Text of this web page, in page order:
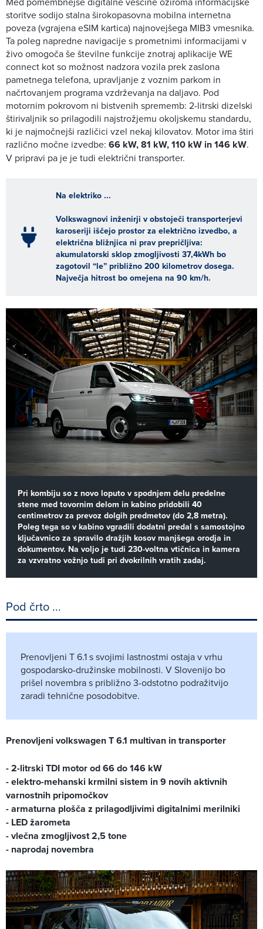
storitve sodijo stalna širokopasovna mobilna internetna
poveza (vgrajena eSIM kartica) najnovejšega MIB3 vmesnika.
Ta poleg napredne navigacije s prometnimi informacijami v
živo omogoča še številne funkcije znotraj aplikacije WE
connect kot so možnost nadzora vozila prek zaslona
pametnega telefona, upravljanje z voznim parkom in
načrtovanjem programa vzdrževanja na daljavo. Pod
motornim pokrovom ni bistvenih sprememb: 2-litrski dizelski
štirivaljnik so prilagodili najstrožjemu okoljskemu standardu,
ki je najmočnejši različici vzel nekaj kilovatov. Motor ima štiri
različno močne izvedbe: 66 kW, 81 kW, 110 kW in 146 kW.
V pripravi pa je je tudi električni transporter.
Na elektriko ...
Volkswagnovi inženirji v obstoječi transporterjevi
karoseriji iščejo prostor za električno izvedbo, a
električna bližnjica ni prav prepričljiva:
akumulatorski sklop zmogljivosti 37,4kWh bo
zagotovil “le” približno 200 kilometrov dosega.
Največja hitrost bo omejena na 90 km/h.
Pri kombiju so z novo loputo v spodnjem delu predelne
stene med tovornim delom in kabino pridobili 40
centimetrov za prevoz dolgih predmetov (do 2,8 metra).
Poleg tega so v kabino vgradili dodatni predal s samostojno
ključavnico za spravilo dražjih kosov manjšega orodja in
dokumentov. Na voljo je tudi 230-voltna vtičnica in kamera
za vzvratno vožnjo tudi pri dvokrilnih vratih zadaj.
Pod črto ...
Prenovljeni T 6.1 s svojimi lastnostmi ostaja v vrhu
gospodarsko-družinske mobilnosti. V Slovenijo bo
prišel novembra s približno 3-odstotno podražitvijo
zaradi tehnične posodobitve.
Prenovljeni volkswagen T 6.1 multivan in transporter
- 2-litrski TDI motor od 66 do 146 kW
- elektro-mehanski krmilni sistem in 9 novih aktivnih
varnostnih pripomočkov
- armaturna plošča z prilagodljivimi digitalnimi merilniki
- LED žarometa
- vlečna zmogljivost 2,5 tone
- naprodaj novembra